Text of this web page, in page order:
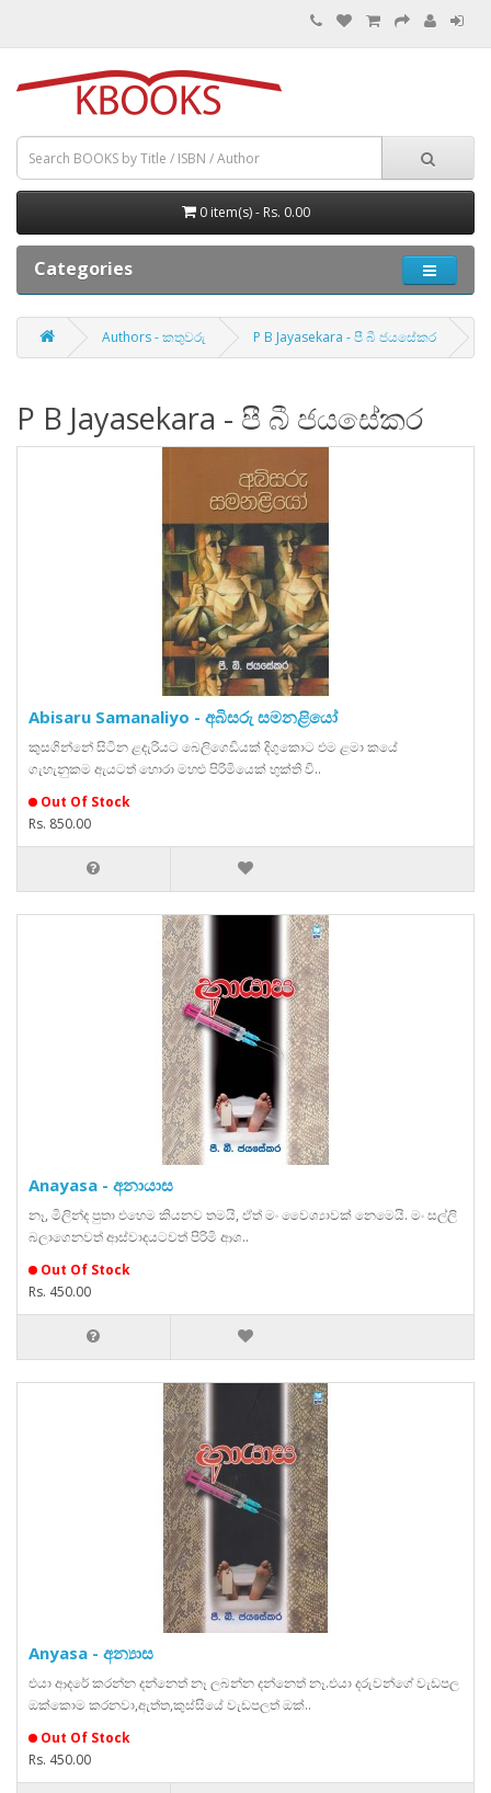
0 item(s) - Rs. 0.00
Categories
Authors - කතුවරු P B Jayasekara - පී බී ජයසේකර
P B Jayasekara - පී බී ජයසේකර
Abisaru Samanaliyo - අබිසරු සමනළියෝ
කුසගින්නේ සිටින ළදැරියට බෙලිගෙඩියක් දිගුකොට එම ළමා කයේ
ගැහැනුකම ඇයටත් හොරා මහළු පිරිමියෙක් භුක්ති වි..
Out Of Stock
Rs. 850.00
Anayasa - අනායාස
නෑ, මිලින්ද පුතා එහෙම කියනව තමයි, ඒත් මං වෛශ්‍යාවක් නෙමෙයි. මං සල්ලි
බලාගෙනවත් ආස්වාදයටවත් පිරිමි ආශ..
Out Of Stock
Rs. 450.00
Anyasa - අන්‍යාස
එයා ආදරේ කරන්න දන්නෙත් නෑ ලබන්න දන්නෙත් නෑ.එයා දරුවන්ගේ වැඩපල
ඔක්කොම කරනවා,ඇත්ත,කුස්සියේ වැඩපලත් ඔක්..
Out Of Stock
Rs. 450.00